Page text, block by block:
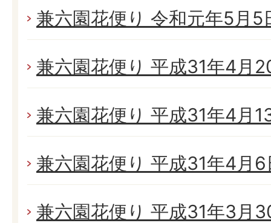
兼六園花便り 令和元年5月5
兼六園花便り 平成31年4月
兼六園花便り 平成31年4月
兼六園花便り 平成31年4月
兼六園花便り 平成31年3月